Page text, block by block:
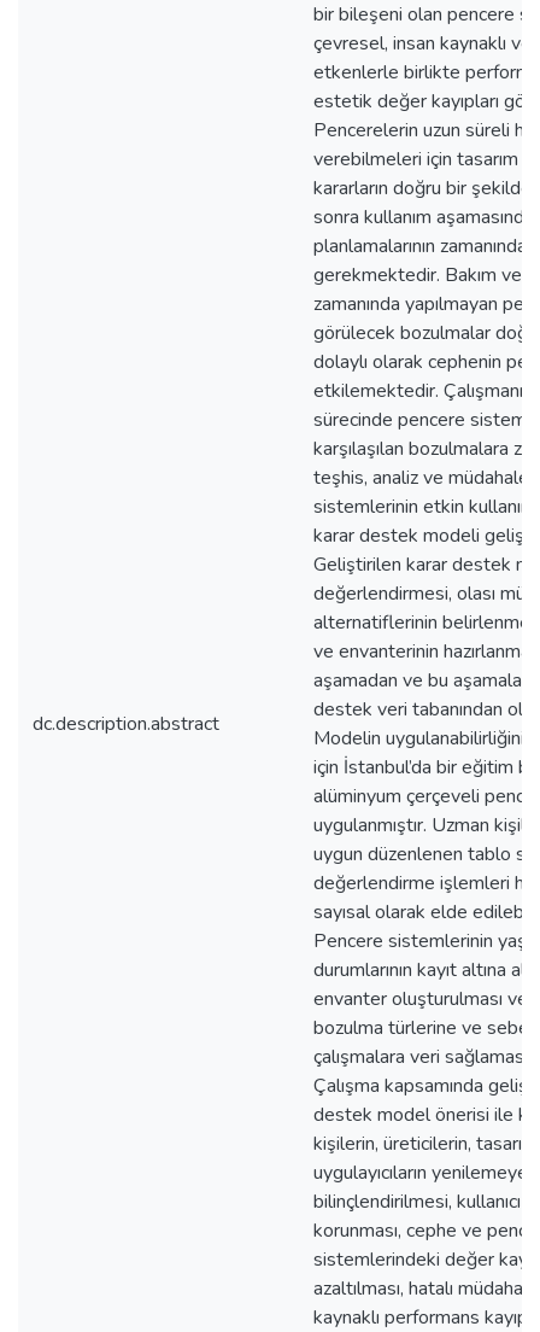
dc.description.abstract
bir bileşeni olan pencere
çevresel, insan kaynaklı ve
etkenlerle birlikte
estetik değer kayıpları
Pencerelerin uzun süreli
verebilmeleri için tasarım
kararların doğru bir şekilde
sonra kullanım aşamasında
planlamalarının zamanında
gerekmektedir. Bakım ve
zamanında yapılmayan
görülecek bozulmalar
dolaylı olarak cephenin
etkilemektedir. Çalışmanın
sürecinde pencere
karşılaşılan bozulmalara
teşhis, analiz ve müdahale
sistemlerinin etkin
karar destek modeli
Geliştirilen karar destek
değerlendirmesi, olası
alternatiflerinin
ve envanterinin
aşamadan ve bu
destek veri tabanından
Modelin
için İstanbul’da bir eğitim
alüminyum çerçeveli
uygulanmıştır. Uzman
uygun düzenlenen tablo
değerlendirme işlemleri
sayısal olarak elde
Pencere sistemlerinin
durumlarının kayıt altına
envanter oluşturulması ve
bozulma türlerine ve
çalışmalara veri sağlaması
Çalışma kapsamında
destek model önerisi ile
kişilerin, üreticilerin,
uygulayıcıların yenilemeye
bilinçlendirilmesi, kullanıcı
korunması, cephe ve
sistemlerindeki değer
azaltılması, hatalı
kaynaklı performans